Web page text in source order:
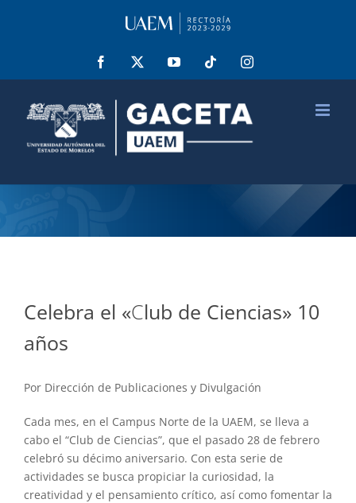
Facebook YouTube Tiktok Instagram
Celebra el «Club de Ciencias» 10
años
Por Dirección de Publicaciones y Divulgación
Cada mes, en el Campus Norte de la UAEM, se lleva a
cabo el “Club de Ciencias”, que el pasado 28 de febrero
celebró su décimo aniversario. Con esta serie de
actividades se busca propiciar la curiosidad, la
creatividad y el pensamiento crítico, así como fomentar la